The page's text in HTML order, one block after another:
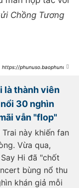
Chồng Tương
https://phunuso.baophunuth
193250623170642108.htm
là thành viên
30 nghìn
vẫn "flop"
này khiến fan
Vừa qua,
Hi đã "chốt
bùng nổ thu
khán giả mỗi